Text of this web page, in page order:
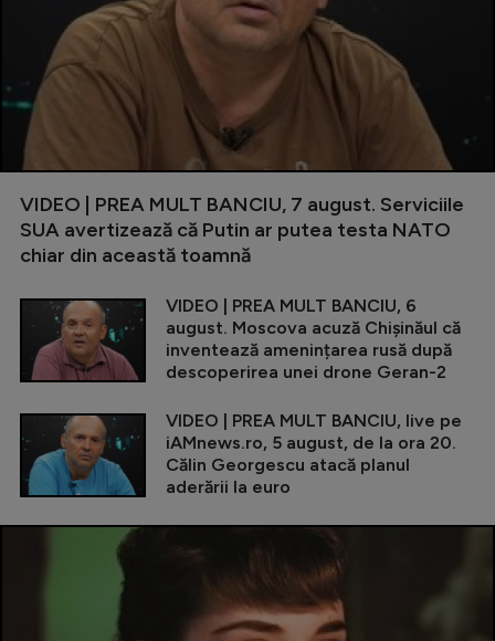
VIDEO | PREA MULT BANCIU, 7 august. Serviciile
SUA avertizează că Putin ar putea testa NATO
chiar din această toamnă
VIDEO | PREA MULT BANCIU, 6
august. Moscova acuză Chișinăul că
inventează amenințarea rusă după
descoperirea unei drone Geran-2
VIDEO | PREA MULT BANCIU, live pe
iAMnews.ro, 5 august, de la ora 20.
Călin Georgescu atacă planul
aderării la euro